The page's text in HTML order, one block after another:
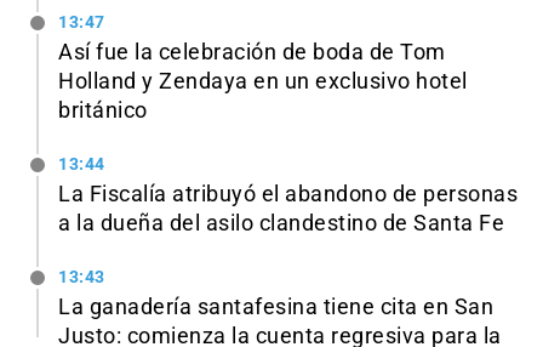
13:47
Así fue la celebración de boda de Tom
Holland y Zendaya en un exclusivo hotel
británico
13:44
La Fiscalía atribuyó el abandono de personas
a la dueña del asilo clandestino de Santa Fe
13:43
La ganadería santafesina tiene cita en San
Justo: comienza la cuenta regresiva para la